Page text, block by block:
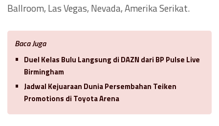
Ballroom, Las Vegas, Nevada, Amerika Serikat.
Baca Juga
Duel Kelas Bulu Langsung di DAZN dari BP Pulse Live
Birmingham
Jadwal Kejuaraan Dunia Persembahan Teiken
Promotions di Toyota Arena